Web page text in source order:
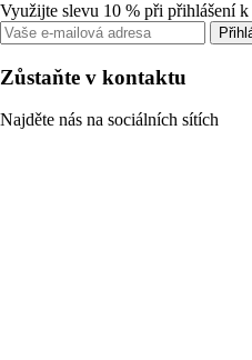
Využijte slevu 10 % při přihlášení k
Zůstaňte v kontaktu
Najděte nás na sociálních sítích